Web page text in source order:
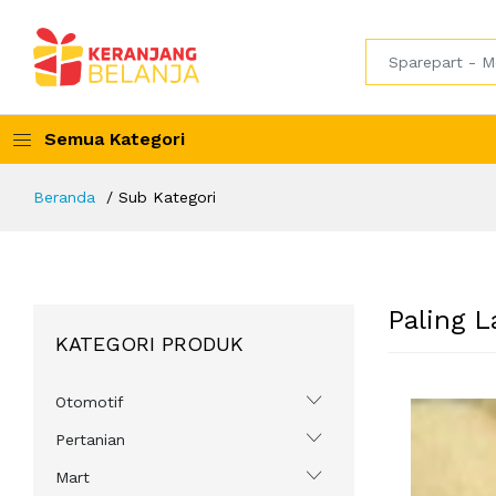
Semua Kategori
Beranda Sub Kategori
KATEGORI PRODUK
Otomotif
Pertanian
Mart
Paling